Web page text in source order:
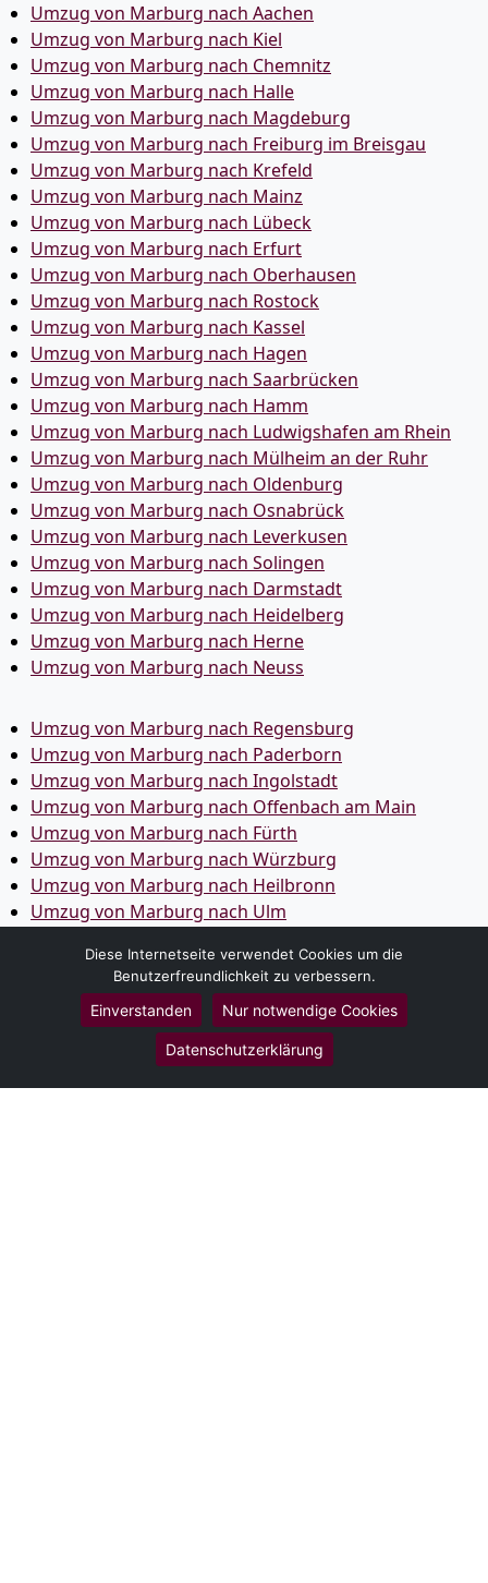
Umzug von Marburg nach Aachen
Umzug von Marburg nach Kiel
Umzug von Marburg nach Chemnitz
Umzug von Marburg nach Halle
Umzug von Marburg nach Magdeburg
Umzug von Marburg nach Freiburg im Breisgau
Umzug von Marburg nach Krefeld
Umzug von Marburg nach Mainz
Umzug von Marburg nach Lübeck
Umzug von Marburg nach Erfurt
Umzug von Marburg nach Oberhausen
Umzug von Marburg nach Rostock
Umzug von Marburg nach Kassel
Umzug von Marburg nach Hagen
Umzug von Marburg nach Saarbrücken
Umzug von Marburg nach Hamm
Umzug von Marburg nach Ludwigshafen am Rhein
Umzug von Marburg nach Mülheim an der Ruhr
Umzug von Marburg nach Oldenburg
Umzug von Marburg nach Osnabrück
Umzug von Marburg nach Leverkusen
Umzug von Marburg nach Solingen
Umzug von Marburg nach Darmstadt
Umzug von Marburg nach Heidelberg
Umzug von Marburg nach Herne
Umzug von Marburg nach Neuss
Umzug von Marburg nach Regensburg
Umzug von Marburg nach Paderborn
Umzug von Marburg nach Ingolstadt
Umzug von Marburg nach Offenbach am Main
Umzug von Marburg nach Fürth
Umzug von Marburg nach Würzburg
Umzug von Marburg nach Heilbronn
Umzug von Marburg nach Ulm
Umzug von Marburg nach Wolfsburg
Umzug von Marburg nach Bottrop
Umzug von Marburg nach Göttingen
Umzug von Marburg nach Reutlingen
Umzug von Marburg nach Bremer­haven
Umzug von Marburg nach Koblenz
Diese Internetseite verwendet Cookies um die
Benutzerfreundlichkeit zu verbessern.
Einverstanden Nur notwendige Cookies
Datenschutzerklärung